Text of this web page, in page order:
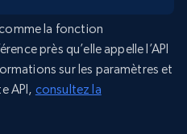
la fonction
près qu’elle appelle l’API
sur les paramètres et
API, consultez la